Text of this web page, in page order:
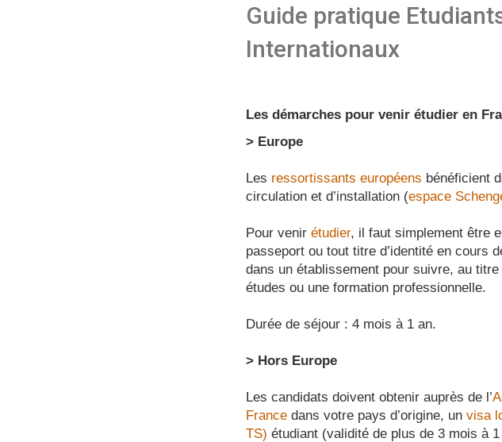
Guide pratique
Internationaux
Les démarches pour venir étudier en
> Europe
Les ressortissants européens bénéficient
circulation et d’installation (espace
Pour venir étudier, il faut simplement être
passeport ou tout titre d’identité en cours
dans un établissement pour suivre, au
études ou une formation professionnelle.
Durée de séjour : 4 mois à 1 an.
> Hors Europe
Les candidats doivent obtenir auprès de l’
France dans votre pays d’origine, un visa
TS) étudiant (validité de plus de 3 mois à 1